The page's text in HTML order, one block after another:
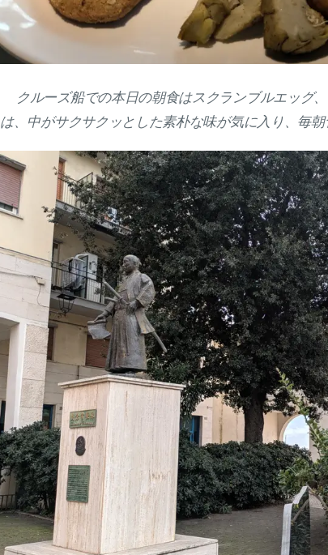
クルーズ船での本日の朝食はスクランブルエッグ
は、中がサクサクッとした素朴な味が気に入り、毎朝